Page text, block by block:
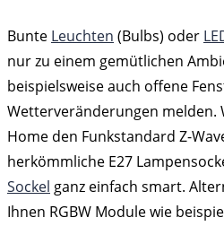
Bunte Leuchten (Bulbs) oder
nur zu einem gemütlichen
beispielsweise auch offene
Wetterveränderungen melden.
Home den Funkstandard Z-
herkömmliche E27
Sockel ganz einfach smart.
Ihnen RGBW Module wie